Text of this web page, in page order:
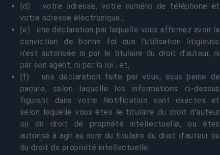
(d) votre adresse, votre numéro de téléphone et
votre adresse électronique ;
(e) une déclaration par laquelle vous affirmez avoir la
conviction de bonne foi que l'utilisation litigieuse
n'est autorisée ni par le titulaire du droit d'auteur, ni
par son agent, ni par la loi ; et,
(f) une déclaration faite par vous, sous peine de
parjure, selon laquelle les informations ci-dessus
figurant dans votre Notification sont exactes et
selon laquelle vous êtes le titulaire du droit d'auteur
ou du droit de propriété intellectuelle, ou êtes
autorisé à agir au nom du titulaire du droit d'auteur ou
du droit de propriété intellectuelle.